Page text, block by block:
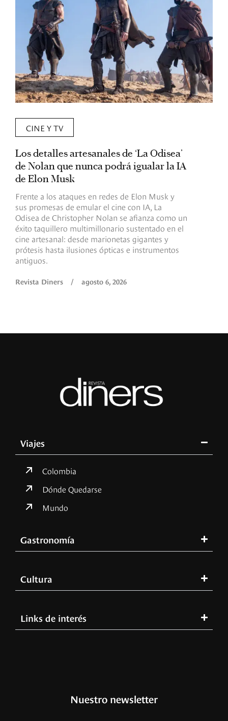
CINE Y TV
Los detalles artesanales de ‘La Odisea’
de Nolan que nunca podrá igualar la IA
de Elon Musk
Frente a los ataques en redes de Elon Musk y
sus promesas de emular el cine con IA, La
Odisea de Christopher Nolan se afianza como un
éxito taquillero multimillonario sustentado en el
cine artesanal: desde marionetas gigantes y
prótesis hasta ilusiones ópticas e instrumentos
antiguos.
Revista Diners / agosto 6, 2026
Viajes
Colombia
Dónde Quedarse
Mundo
Gastronomía
Cultura
Links de interés
Nuestro newsletter